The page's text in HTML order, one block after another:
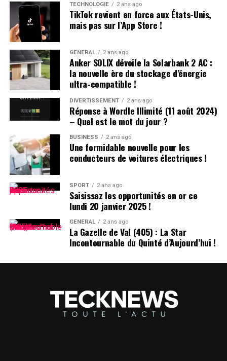
Préparez vos mises en examinant minutieusement
les performances détaillées des chevaux.
Restez informés et optimisez vos chances lors des
prochaines courses grâce aux outils disponibles !
TECHNOLOGIE 2 ans ago
TikTok revient en force aux États-Unis,
mais pas sur l’App Store !
GÉNÉRAL 2 ans ago
Anker SOLIX dévoile la Solarbank 2 AC :
la nouvelle ère du stockage d’énergie
ultra-compatible !
DIVERTISSEMENT 2 ans ago
Réponse à Wordle Illimité (11 août 2024)
– Quel est le mot du jour ?
BUSINESS 2 ans ago
Une formidable nouvelle pour les
conducteurs de voitures électriques !
SPORT 2 ans ago
Saisissez les opportunités en or ce
lundi 20 janvier 2025 !
GÉNÉRAL 2 ans ago
La Gazelle de Val (405) : La Star
Incontournable du Quinté d’Aujourd’hui !